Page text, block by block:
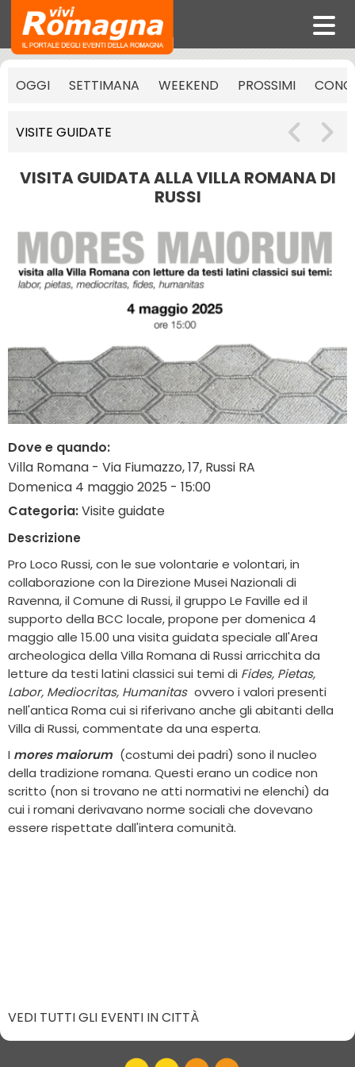
OGGI SETTIMANA WEEKEND PROSSIMI
VISITE GUIDATE
VISITA GUIDATA ALLA VILLA ROMANA DI
RUSSI
Dove e quando:
Villa Romana - Via Fiumazzo, 17, Russi RA
Domenica 4 maggio 2025 - 15:00
Categoria:Visite guidate
Descrizione
Pro Loco Russi, con le sue volontarie e volontari, in
collaborazione con la Direzione Musei Nazionali di
Ravenna, il Comune di Russi, il gruppo Le Faville ed il
supporto della BCC locale, propone per domenica 4
maggio alle 15.00 una visita guidata speciale all'Area
archeologica della Villa Romana di Russi arricchita da
letture da testi latini classici sui temi di Fides, Pietas,
Labor, Mediocritas, Humanitas ovvero i valori presenti
nell'antica Roma cui si riferivano anche gli abitanti della
Villa di Russi, commentate da una esperta.
I mores maiorum (costumi dei padri) sono il nucleo
della tradizione romana. Questi erano un codice non
scritto (non si trovano ne atti normativi ne elenchi) da
cui i romani derivavano norme sociali che dovevano
essere rispettate dall'intera comunità.
VEDI TUTTI GLI EVENTI IN CITTÀ